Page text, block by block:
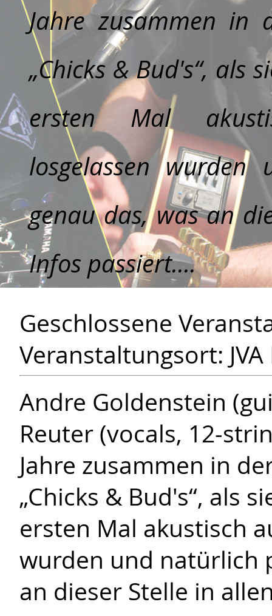
Jahre zusammen in
„Chicks & Bud's“, als
ersten Mal
losgelassen wurden
genau das, was an
Infos passiert....
Geschlossene
Veranstaltungsort:
Andre Goldenstein
Reuter (vocals, 12-
Jahre zusammen in
„Chicks & Bud's“, als
ersten Mal akustisch
wurden und natürlich
an dieser Stelle in